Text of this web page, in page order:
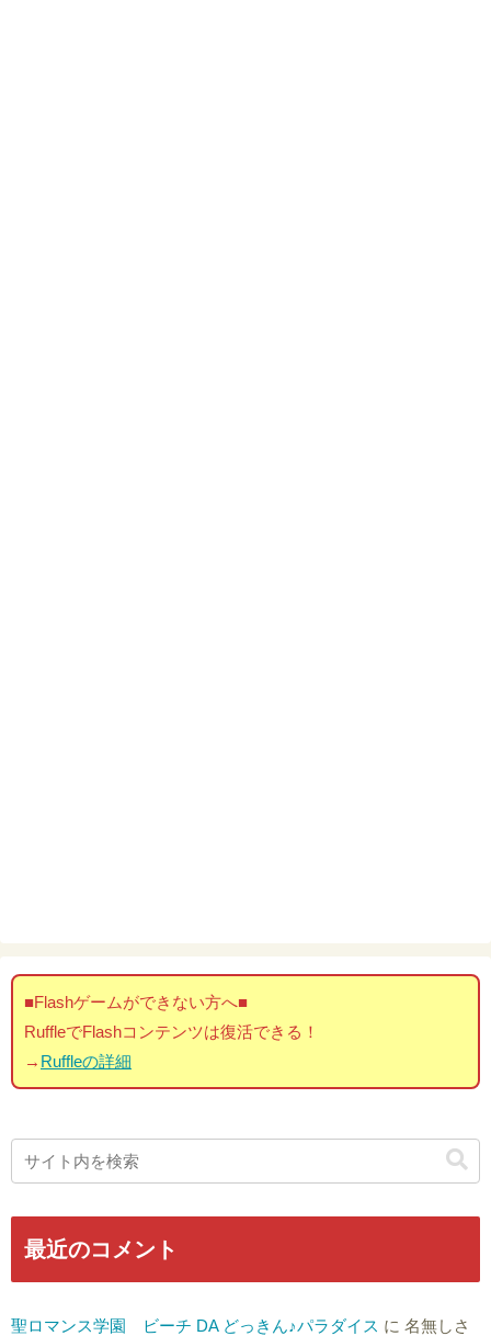
■Flashゲームができない方へ■
RuffleでFlashコンテンツは復活できる！
→ Ruffleの詳細
最近のコメント
聖ロマンス学園 ビーチ DA どっきん♪パラダイス に 名無しさ